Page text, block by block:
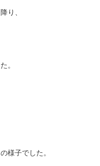
り、
。
様子でした。